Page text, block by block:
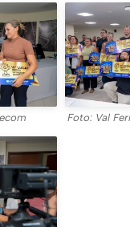
Foto: Val